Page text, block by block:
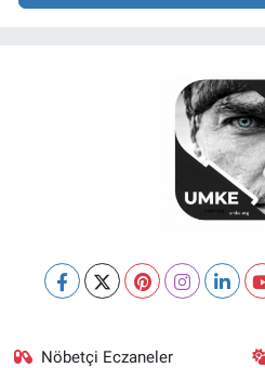
Nöbetçi Eczaneler